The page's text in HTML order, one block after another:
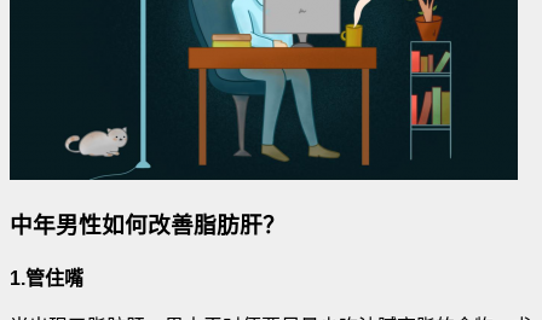
中年男性如何改善脂肪肝？
1.管住嘴